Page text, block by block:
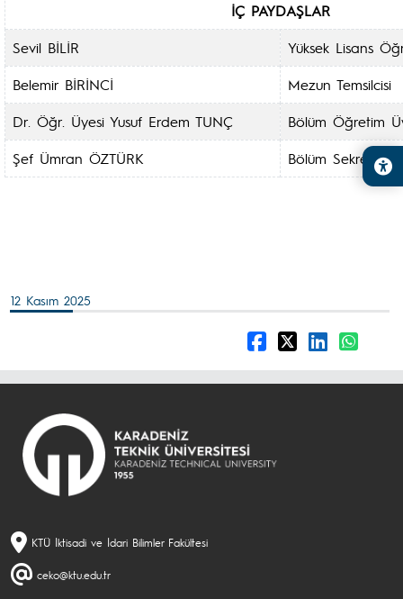
İÇ PAYDAŞLAR
Sevil BİLİR
Yüksek Lisans
Belemir BİRİNCİ
Mezun Temsilcisi
Dr. Öğr. Üyesi Yusuf Erdem TUNÇ
Bölüm Öğretim
Şef Ümran ÖZTÜRK
Bölüm Sekreteri
12 Kasım 2025
KTÜ İktisadi ve İdari Bilimler Fakültesi
ceko@ktu.edu.tr